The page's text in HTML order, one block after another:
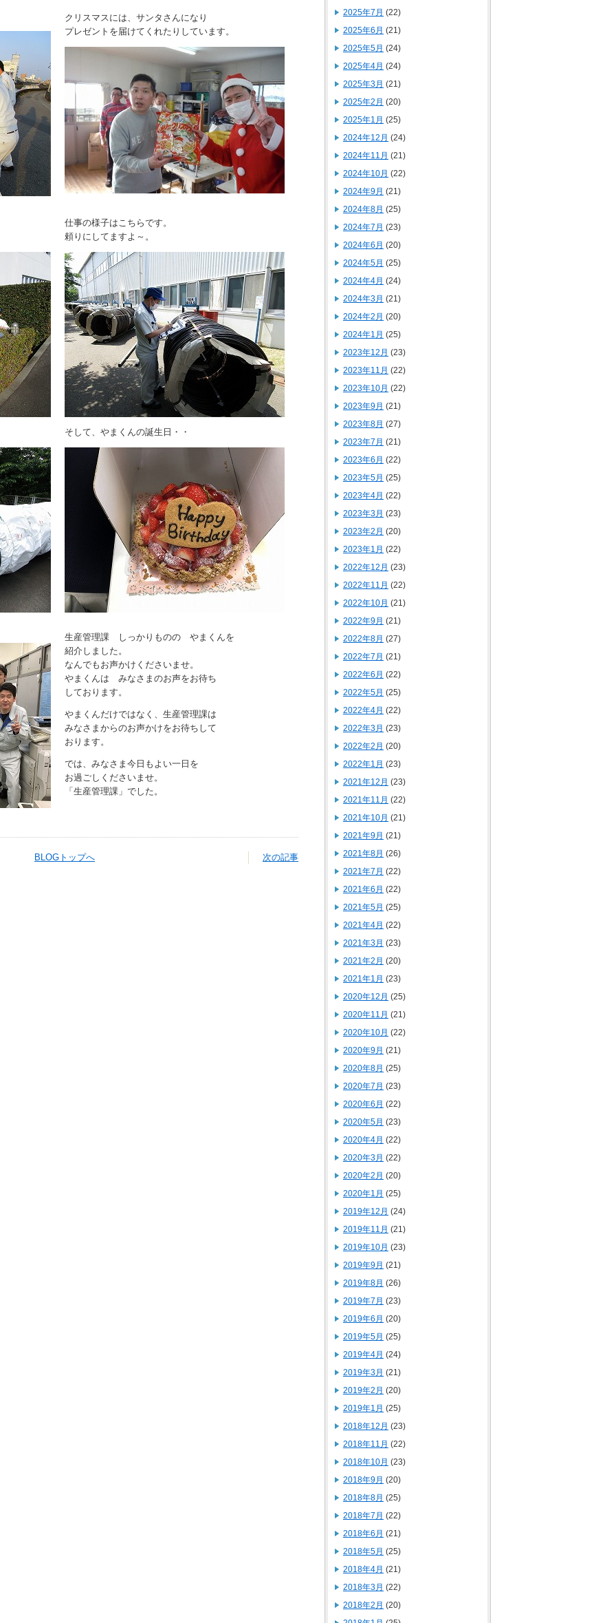
クリスマスには、サンタさんになり
プレゼントを届けてくれたりしています。
仕事の様子はこちらです。
頼りにしてますよ～。
そして、やまくんの誕生日・・
生産管理課 しっかりものの やまくんを
紹介しました。
なんでもお声かけくださいませ。
やまくんは みなさまのお声をお待ち
しております。
やまくんだけではなく、生産管理課は
みなさまからのお声かけをお待ちして
おります。
では、みなさま今日もよい一日を
お過ごしくださいませ。
「生産管理課」でした。
BLOGトップへ 次の記事
2025年7月 (22)
2025年6月 (21)
2025年5月 (24)
2025年4月 (24)
2025年3月 (21)
2025年2月 (20)
2025年1月 (25)
2024年12月 (24)
2024年11月 (21)
2024年10月 (22)
2024年9月 (21)
2024年8月 (25)
2024年7月 (23)
2024年6月 (20)
2024年5月 (25)
2024年4月 (24)
2024年3月 (21)
2024年2月 (20)
2024年1月 (25)
2023年12月 (23)
2023年11月 (22)
2023年10月 (22)
2023年9月 (21)
2023年8月 (27)
2023年7月 (21)
2023年6月 (22)
2023年5月 (25)
2023年4月 (22)
2023年3月 (23)
2023年2月 (20)
2023年1月 (22)
2022年12月 (23)
2022年11月 (22)
2022年10月 (21)
2022年9月 (21)
2022年8月 (27)
2022年7月 (21)
2022年6月 (22)
2022年5月 (25)
2022年4月 (22)
2022年3月 (23)
2022年2月 (20)
2022年1月 (23)
2021年12月 (23)
2021年11月 (22)
2021年10月 (21)
2021年9月 (21)
2021年8月 (26)
2021年7月 (22)
2021年6月 (22)
2021年5月 (25)
2021年4月 (22)
2021年3月 (23)
2021年2月 (20)
2021年1月 (23)
2020年12月 (25)
2020年11月 (21)
2020年10月 (22)
2020年9月 (21)
2020年8月 (25)
2020年7月 (23)
2020年6月 (22)
2020年5月 (23)
2020年4月 (22)
2020年3月 (22)
2020年2月 (20)
2020年1月 (25)
2019年12月 (24)
2019年11月 (21)
2019年10月 (23)
2019年9月 (21)
2019年8月 (26)
2019年7月 (23)
2019年6月 (20)
2019年5月 (25)
2019年4月 (24)
2019年3月 (21)
2019年2月 (20)
2019年1月 (25)
2018年12月 (23)
2018年11月 (22)
2018年10月 (23)
2018年9月 (20)
2018年8月 (25)
2018年7月 (22)
2018年6月 (21)
2018年5月 (25)
2018年4月 (21)
2018年3月 (22)
2018年2月 (20)